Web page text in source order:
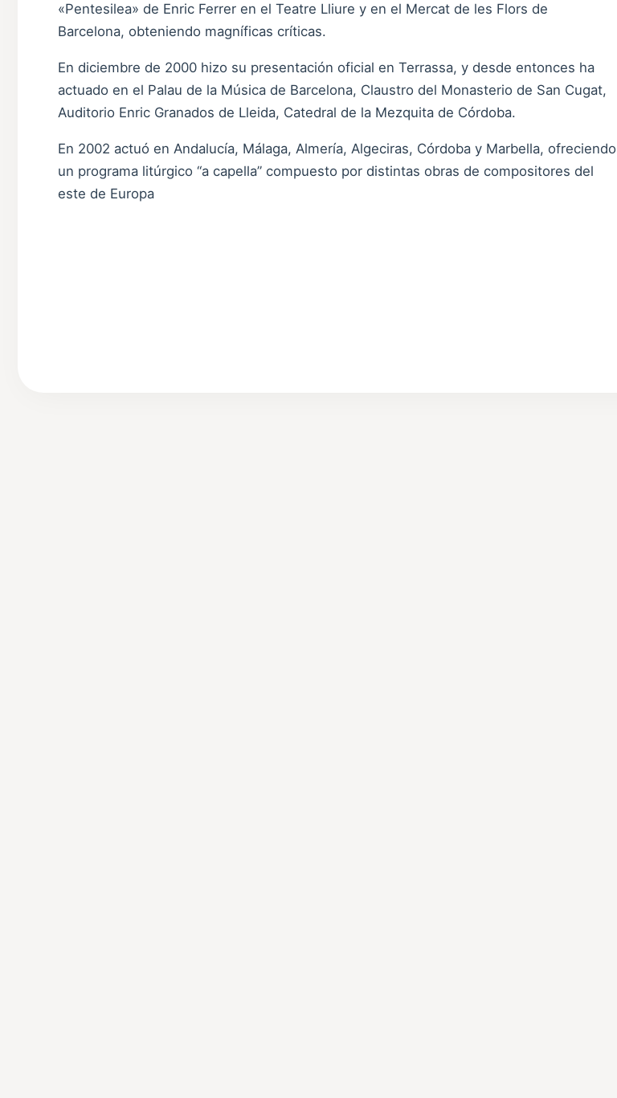
«Pentesilea» de Enric Ferrer en el Teatre Lliure y en el Mercat de les Flors de
Barcelona, obteniendo magníficas críticas.
En diciembre de 2000 hizo su presentación oficial en Terrassa, y desde entonces ha
actuado en el Palau de la Música de Barcelona, Claustro del Monasterio de San Cugat,
Auditorio Enric Granados de Lleida, Catedral de la Mezquita de Córdoba.
En 2002 actuó en Andalucía, Málaga, Almería, Algeciras, Córdoba y Marbella, ofreciendo
un programa litúrgico “a capella” compuesto por distintas obras de compositores del
este de Europa